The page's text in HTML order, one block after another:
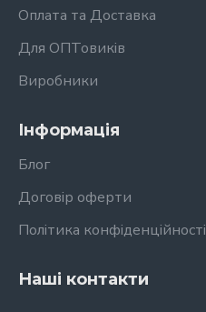
Оплата та Доставка
Для ОПТовиків
Виробники
Інформація
Блог
Договір оферти
Політика конфіденційності
Наші контакти